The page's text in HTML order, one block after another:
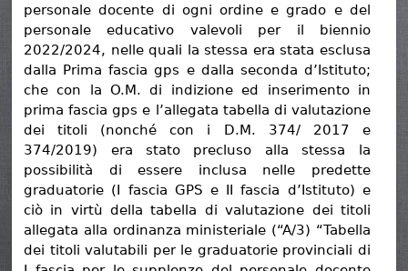
personale docente di ogni ordine e grado e del
personale educativo valevoli per il biennio
2022/2024, nelle quali la stessa era stata esclusa
dalla Prima fascia gps e dalla seconda d’Istituto;
che con la O.M. di indizione ed inserimento in
prima fascia gps e l’allegata tabella di valutazione
dei titoli (nonché con i D.M. 374/ 2017 e
374/2019) era stato precluso alla stessa la
possibilità di essere inclusa nelle predette
graduatorie (I fascia GPS e II fascia d’Istituto) e
ciò in virtù della tabella di valutazione dei titoli
allegata alla ordinanza ministeriale (“A/3) “Tabella
dei titoli valutabili per le graduatorie provinciali di